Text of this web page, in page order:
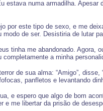
numa armadilha.
por este tipo de sexo, e me
de ser. Desistiria de lutar
tinha me abandonado.
a minha
de sua alma: “Amigo”,
panfletos e levantando
e espero que algo de bom
e me libertar da prisão de